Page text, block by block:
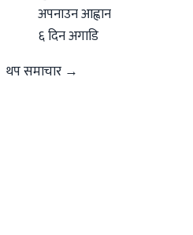
अपनाउन आह्वान
६ दिन अगाडि
थप समाचार →